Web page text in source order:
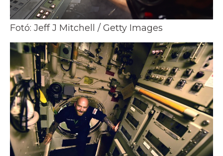
Fotó: Jeff J Mitchell / Getty Images